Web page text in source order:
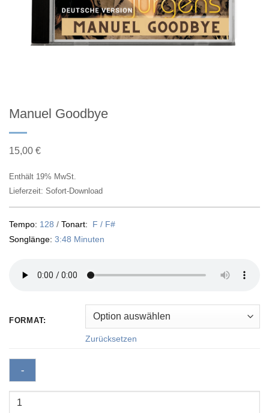
Manuel Goodbye
15,00 €
Enthält 19% MwSt.
Lieferzeit: Sofort-Download
Tempo: 128 / Tonart:
F / F#
Songlänge: 3:48 Minuten
FORMAT:
Zurücksetzen
Manuel